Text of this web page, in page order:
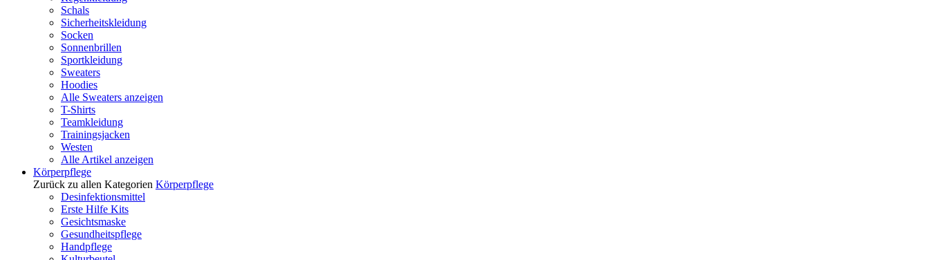
Schals
Sicherheitskleidung
Socken
Sonnenbrillen
Sportkleidung
Sweaters
Hoodies
Alle Sweaters anzeigen
T-Shirts
Teamkleidung
Trainingsjacken
Westen
Alle Artikel anzeigen
Körperpflege
Zurück zu allen Kategorien Körperpflege
Desinfektionsmittel
Erste Hilfe Kits
Gesichtsmaske
Gesundheitspflege
Handpflege